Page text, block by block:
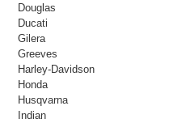
Douglas
Ducati
Gilera
Greeves
Harley-Davidson
Honda
Husqvarna
Indian